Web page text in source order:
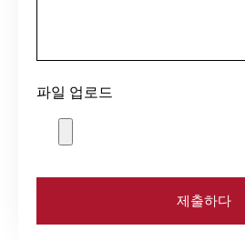
파일 업로드
제출하다